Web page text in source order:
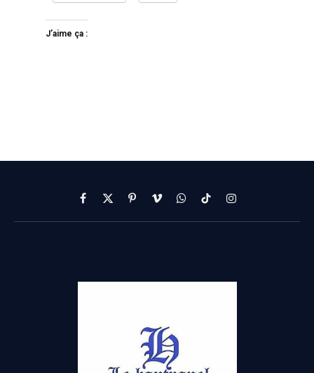
J’aime ça :
Facebook
X
(Twitter)
PinterestVimeoWhatsApp
TikTokInstagram